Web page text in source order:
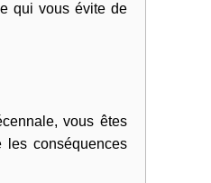
qui vous évite de
vous êtes
les conséquences